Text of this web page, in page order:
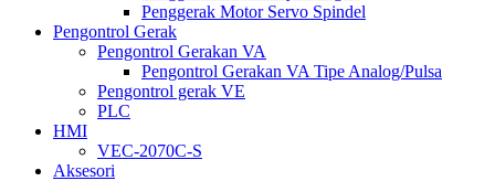
Penggerak Motor Servo Spindel
Pengontrol Gerak
Pengontrol Gerakan VA
Pengontrol Gerakan VA Tipe Analog/Pulsa
Pengontrol gerak VE
PLC
HMI
VEC-2070C-S
Aksesori